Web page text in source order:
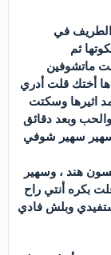
في
ثم
ماتشوفين
أختك قلت أدري
اثيرها وسكتت
وبعد دقائق
سهير سهير شوفي
هند ، وسهير
بكره أنتي راح
وبلش فادي